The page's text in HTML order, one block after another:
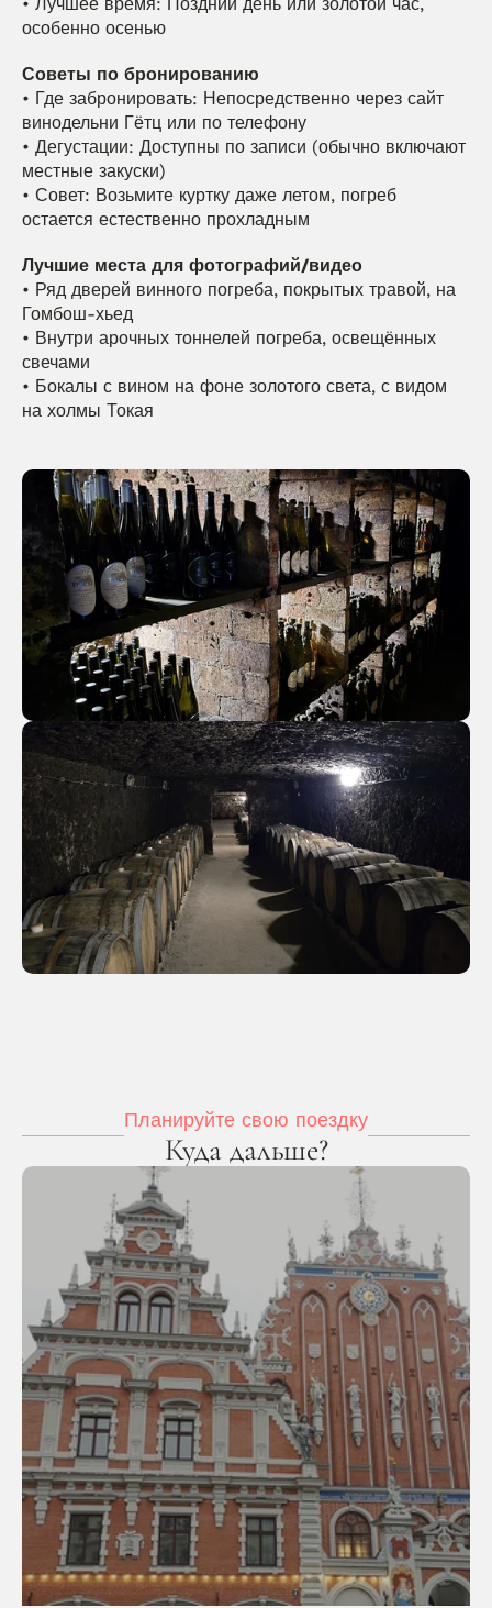
особенно осенью
Советы по бронированию
• Где забронировать: Непосредственно через сайт
винодельни Гётц или по телефону
• Дегустации: Доступны по записи (обычно включают
местные закуски)
• Совет: Возьмите куртку даже летом, погреб
остается естественно прохладным
Лучшие места для фотографий/видео
• Ряд дверей винного погреба, покрытых травой, на
Гомбош-хьед
• Внутри арочных тоннелей погреба, освещённых
свечами
• Бокалы с вином на фоне золотого света, с видом
на холмы Токая
Планируйте свою поездку
Куда дальше?